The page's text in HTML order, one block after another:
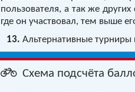
пользователя, а так же
где он участвовал, тем выше
13. Альтернативные турниры
Схема подсчёта